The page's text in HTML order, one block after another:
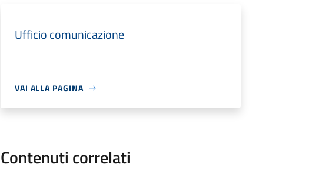
Ufficio comunicazione
VAI ALLA PAGINA
Contenuti correlati